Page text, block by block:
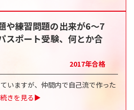
や練習問題の出来が6～7
スポート受験、何とか合
2017年合格
いますが、仲間内で自己流で作った
続きを見る▶